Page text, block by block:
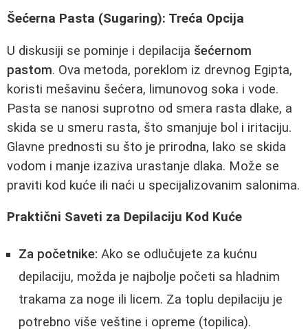
Šećerna Pasta (Sugaring): Treća Opcija
U diskusiji se pominje i depilacija šećernom
pastom. Ova metoda, poreklom iz drevnog Egipta,
koristi mešavinu šećera, limunovog soka i vode.
Pasta se nanosi suprotno od smera rasta dlake, a
skida se u smeru rasta, što smanjuje bol i iritaciju.
Glavne prednosti su što je prirodna, lako se skida
vodom i manje izaziva urastanje dlaka. Može se
praviti kod kuće ili naći u specijalizovanim salonima.
Praktični Saveti za Depilaciju Kod Kuće
Za početnike: Ako se odlučujete za kućnu
depilaciju, možda je najbolje početi sa hladnim
trakama za noge ili licem. Za toplu depilaciju je
potrebno više veštine i opreme (topilica).